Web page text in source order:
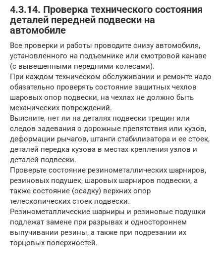
4.3.14. Проверка технического состояния
деталей передней подвески на
автомобиле
Все проверки и работы проводите снизу автомобиля,
установленного на подъемнике или смотровой канаве
(с вывешенными передними колесами).
При каждом техническом обслуживании и ремонте надо
обязательно проверять состояние защитных чехлов
шаровых опор подвески, на чехлах не должно быть
механических повреждений.
Выясните, нет ли на деталях подвески трещин или
следов задевания о дорожные препятствия или кузов,
деформации рычагов, штанги стабилизатора и ее стоек,
деталей передка кузова в местах крепления узлов и
деталей подвески.
Проверьте состояние резинометаллических шарниров,
резиновых подушек, шаровых шарниров подвески, а
также состояние (осадку) верхних опор
телескопических стоек подвески.
Резинометаллические шарниры и резиновые подушки
подлежат замене при разрывах и одностороннем
выпучивании резины, а также при подрезании их
торцовых поверхностей.